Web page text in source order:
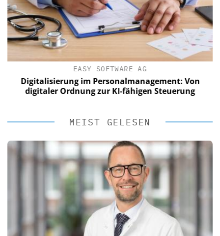
EASY SOFTWARE AG
Digitalisierung im Personalmanagement: Von
digitaler Ordnung zur KI-fähigen Steuerung
MEIST GELESEN